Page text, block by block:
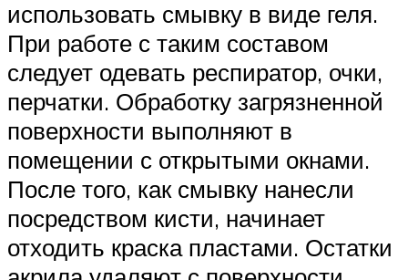
использовать смывку в виде геля.
При работе с таким составом
следует одевать респиратор, очки,
перчатки. Обработку загрязненной
поверхности выполняют в
помещении с открытыми окнами.
После того, как смывку нанесли
посредством кисти, начинает
отходить краска пластами. Остатки